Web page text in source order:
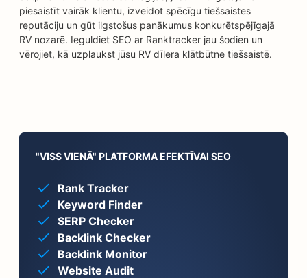
piesaistīt vairāk klientu, izveidot spēcīgu tiešsaistes
reputāciju un gūt ilgstošus panākumus konkurētspējīgajā
RV nozarē. Ieguldiet SEO ar Ranktracker jau šodien un
vērojiet, kā uzplaukst jūsu RV dīlera klātbūtne tiešsaistē.
"VISS VIENĀ" PLATFORMA EFEKTĪVAI SEO
Rank Tracker
Keyword Finder
SERP Checker
Backlink Checker
Backlink Monitor
Website Audit